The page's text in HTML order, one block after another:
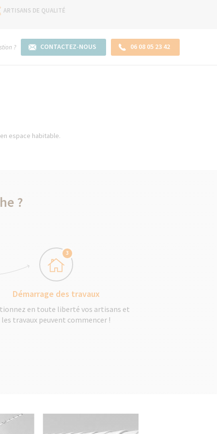
ARTISANS DE QUALITÉ
? CONTACTEZ-NOUS 06 08 05 23 42
espace habitable.
?
3
Démarrage des travaux
en toute liberté vos artisans et
les travaux peuvent commencer !